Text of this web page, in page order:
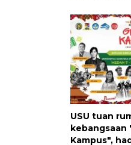
USU tuan
kebangsaan
Kampus",